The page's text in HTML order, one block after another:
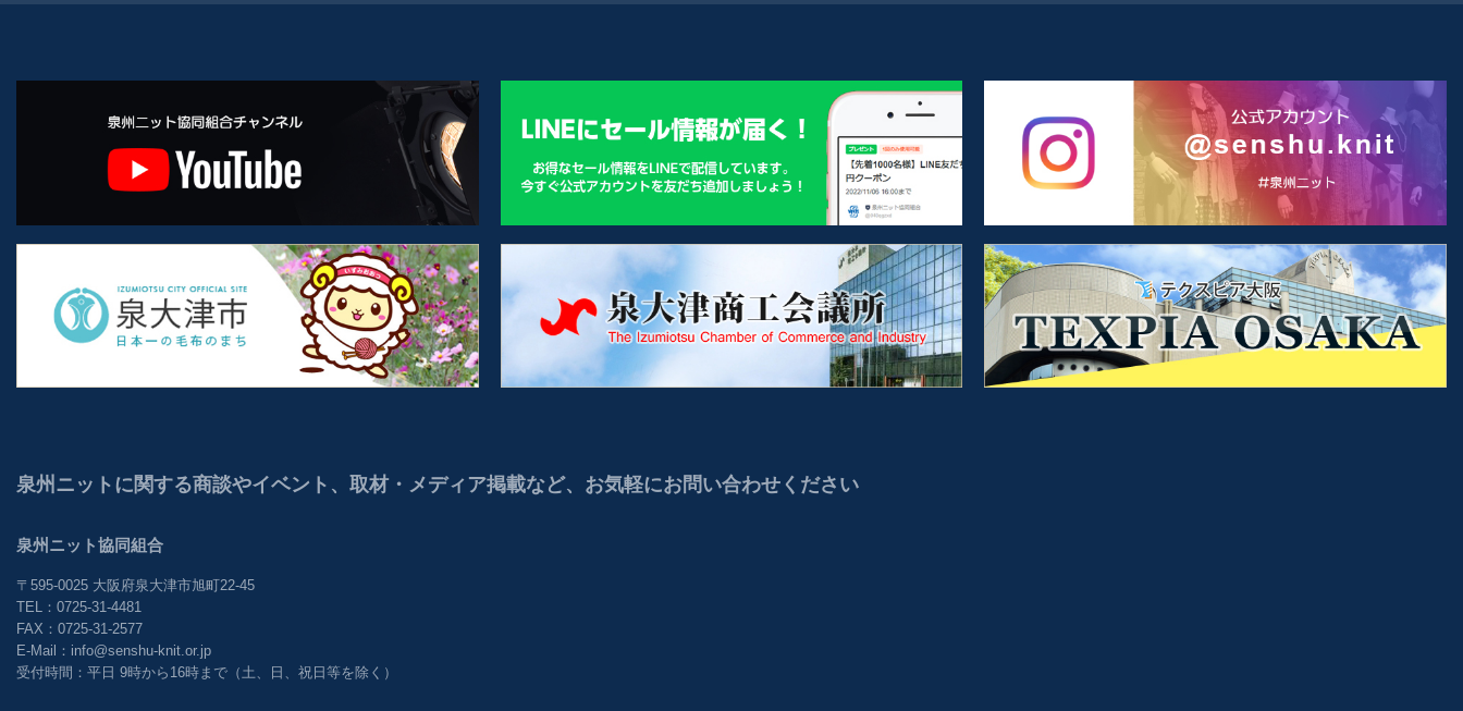
泉州ニットに関する商談やイベント、取材・メディア掲載など、お気軽にお問い合わせください
泉州ニット協同組合
〒595-0025 大阪府泉大津市旭町22-45
TEL：0725-31-4481
FAX：0725-31-2577
E-Mail：info@senshu-knit.or.jp
受付時間：平日 9時から16時まで（土、日、祝日等を除く）